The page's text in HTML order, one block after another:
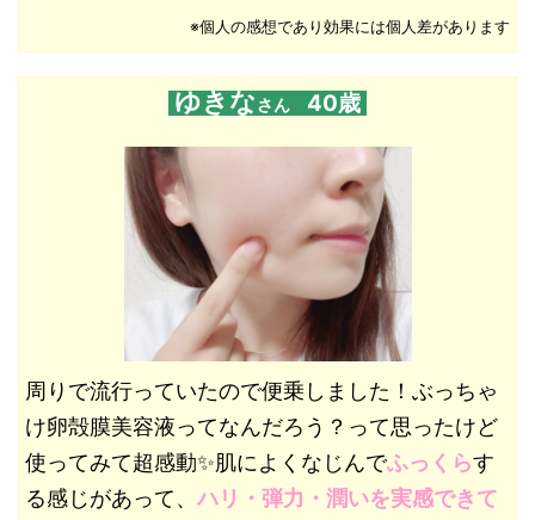
※個人の感想であり効果には個人差があります
ゆきなさん 40歳
周りで流行っていたので便乗しました！ぶっちゃ
け卵殻膜美容液ってなんだろう？って思ったけど
使ってみて超感動✨肌によくなじんでふっくらす
る感じがあって、ハリ・弾力・潤いを実感できて